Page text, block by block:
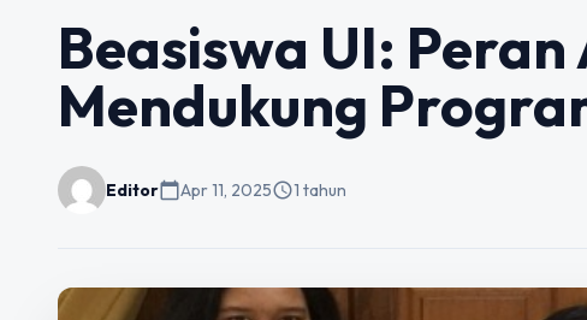
Beasiswa UI:
Mendukung
Editorcalendar_todayApr 11, 2025schedule1 tahun